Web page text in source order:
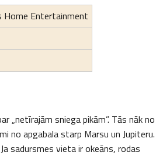
Home Entertainment
„netīrajām sniega pikām”. Tās nāk no
no apgabala starp Marsu un Jupiteru.
sadursmes vieta ir okeāns, rodas